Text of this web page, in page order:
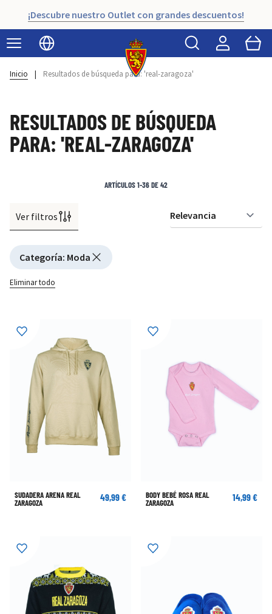
¡Descubre nuestro Outlet con grandes descuentos!
Seleccionar idioma
Buscar Cart
Inicio | Resultados de búsqueda para: 'real-zaragoza'
RESULTADOS DE BÚSQUEDA
PARA: 'REAL-ZARAGOZA'
Ver filtros
Active filtering
Categoría: Moda
Eliminar todo
ARTÍCULOS1-36DE42
SUDADERA ARENA REAL
ZARAGOZA
49,99 €
BODY BEBÉ ROSA REAL
ZARAGOZA
14,99 €